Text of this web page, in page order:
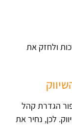
ולחזק את
הגדרת קהל
לכן, נחיר את